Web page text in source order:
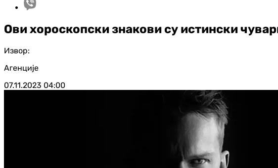
Ови хороскопски знакови су истински
Извор:
Агенције
07.11.2023 04:00